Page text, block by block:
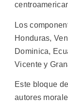
Los
Honduras,
Dominica,
Vicente y
Este bloque
autores